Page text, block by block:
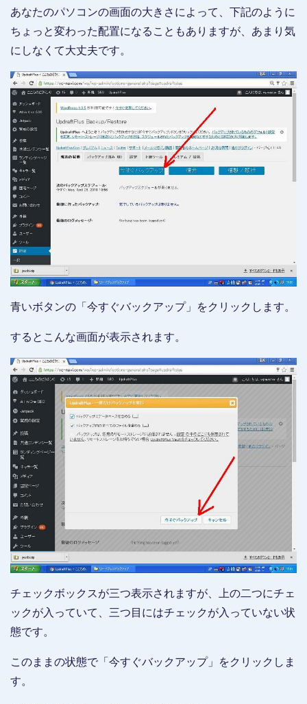
あなたのパソコンの画面の大きさによって、下記のように
ちょっと変わった配置になることもありますが、あまり気
にしなくて大丈夫です。
青いボタンの「今すぐバックアップ」をクリックします。
するとこんな画面が表示されます。
チェックボックスが三つ表示されますが、上の二つにチェ
ックが入っていて、三つ目にはチェックが入っていない状
態です。
このままの状態で「今すぐバックアップ」をクリックしま
す。